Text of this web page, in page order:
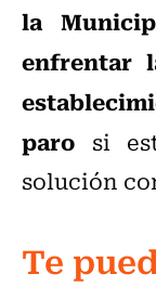
la
enfrentar
paro si
solución
Te